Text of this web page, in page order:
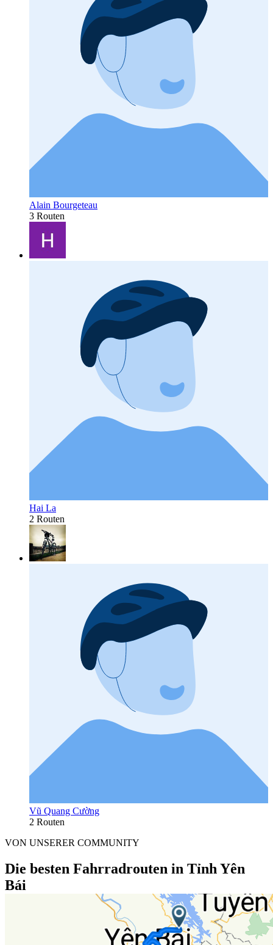
Alain Bourgeteau
3 Routen
Hai La
2 Routen
Vũ Quang Cường
2 Routen
VON UNSERER COMMUNITY
Die besten Fahrradrouten in Tỉnh Yên
Bái